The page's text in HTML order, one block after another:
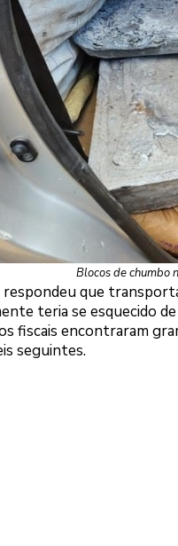
Blocos de chumbo
que
teria se esquecido
fiscais encontraram
seguintes.